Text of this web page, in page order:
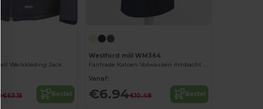
Werkkleding Jack
€63.15 Bestel
Westford mill WM364
Fairtrade Katoen Volwassen Ambacht Schort
Vanaf:
€6.94€10.48 Bestel